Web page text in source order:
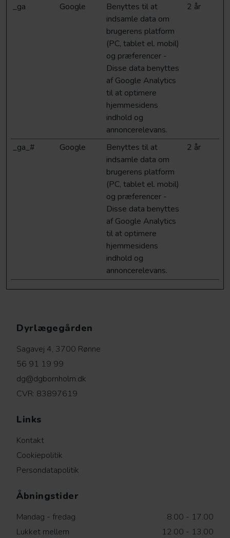
_ga
Google
Benyttes til at
indsamle data om
brugerens platform
(PC, tablet el. mobil)
og præferencer -
Disse data benyttes
af Google Analytics
til at optimere
hjemmesidens
indhold og
annoncerelevans.
2 år
_ga_# Google
Benyttes til at
indsamle data om
brugerens platform
(PC, tablet el. mobil)
og præferencer -
Disse data benyttes
af Google Analytics
til at optimere
hjemmesidens
indhold og
annoncerelevans.
2 år
Dyrlægegården
Sagavej 4, 3700 Rønne
56 91 19 99
dg@dgbornholm.dk
CVR: 83897619
Links
Kontakt
Cookiepolitik
Persondatapolitik
Åbningstider
Mandag - fredag
8.00 - 17.00
Lukket mellem
12.00 - 13.00